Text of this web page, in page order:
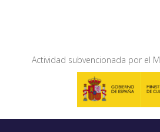
Actividad subvencionada por el